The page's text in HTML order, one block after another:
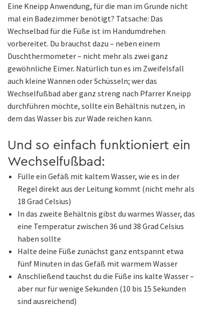
Eine Kneipp Anwendung, für die man im Grunde nicht
mal ein Badezimmer benötigt? Tatsache: Das
Wechselbad für die Füße ist im Handumdrehen
vorbereitet. Du brauchst dazu – neben einem
Duschthermometer – nicht mehr als zwei ganz
gewöhnliche Eimer. Natürlich tun es im Zweifelsfall
auch kleine Wannen oder Schüsseln; wer das
Wechselfußbad aber ganz streng nach Pfarrer Kneipp
durchführen möchte, sollte ein Behältnis nutzen, in
dem das Wasser bis zur Wade reichen kann.
Und so einfach funktioniert ein
Wechselfußbad:
Fülle ein Gefäß mit kaltem Wasser, wie es in der
Regel direkt aus der Leitung kommt (nicht mehr als
18 Grad Celsius)
In das zweite Behältnis gibst du warmes Wasser, das
eine Temperatur zwischen 36 und 38 Grad Celsius
haben sollte
Halte deine Füße zunächst ganz entspannt etwa
fünf Minuten in das Gefäß mit warmem Wasser
Anschließend tauchst du die Füße ins kalte Wasser –
aber nur für wenige Sekunden (10 bis 15 Sekunden
sind ausreichend)